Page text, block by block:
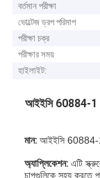
বর্তমান পরীক্ষা
ভোল্টেজ ড্রপ পরিমাপ
পরীক্ষা চক্র
পরীক্ষার সময়
হাইলাইট:
আইইসি 60884-1
মান:আইইসি 60884-
অ্যাপ্লিকেশন:এটি
চাপগুলিকে সহ্য করতে